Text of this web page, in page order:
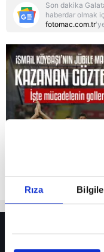
Rıza
Reddet
Son dakika
haberdar olmak
fotomac.com.tr